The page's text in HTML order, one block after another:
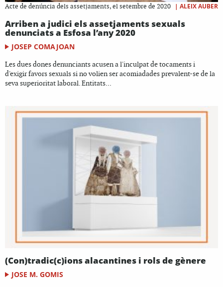
Acte de denúncia dels assetjaments, el setembre de 2020 | ALEIX AUBER
Arriben a judici els assetjaments sexuals
denunciats a Esfosa l’any 2020
JOSEP COMAJOAN
Les dues dones denunciants acusen a l'inculpat de tocaments i
d'exigir favors sexuals si no volien ser acomiadades prevalent-se de la
seva superioritat laboral. Entitats...
(Con)tradic(c)ions alacantines i rols de gènere
JOSE M. GOMIS